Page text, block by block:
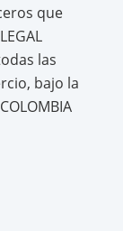
que
las
bajo la